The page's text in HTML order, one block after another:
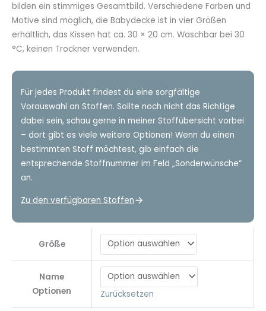
bilden ein stimmiges Gesamtbild. Verschiedene Farben und
Motive sind möglich, die Babydecke ist in vier Größen
erhältlich, das Kissen hat ca. 30 × 20 cm. Waschbar bei 30
°C, keinen Trockner verwenden.
Für jedes Produkt findest du eine sorgfältige
Vorauswahl an Stoffen. Sollte noch nicht das Richtige
dabei sein, schau gerne in meiner Stoffübersicht vorbei
– dort gibt es viele weitere Optionen! Wenn du einen
bestimmten Stoff möchtest, gib einfach die
entsprechende Stoffnummer im Feld „Sonderwünsche“
an.
Zu den verfügbaren Stoffen
Größe
Name
Optionen
Zurücksetzen